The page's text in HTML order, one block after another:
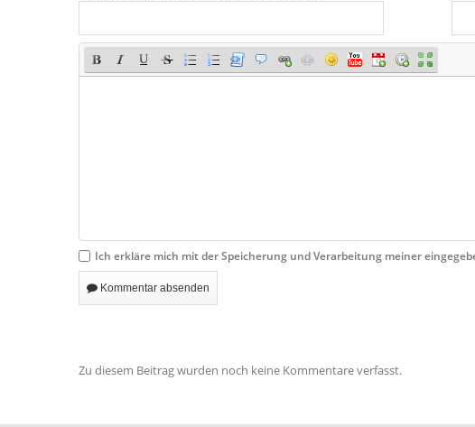
Ich erkläre mich mit der Speicherung und Verarbeitung meiner
Kommentar absenden
Zu diesem Beitrag wurden noch keine Kommentare verfasst.